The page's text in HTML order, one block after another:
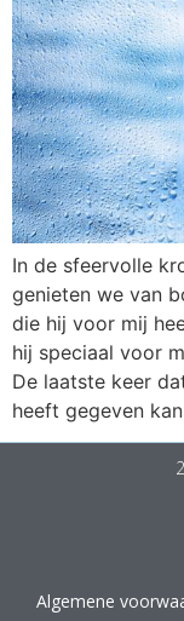
In de sfeervolle
genieten we van
die hij voor mij
hij speciaal voor
De laatste keer
heeft gegeven
Algemene